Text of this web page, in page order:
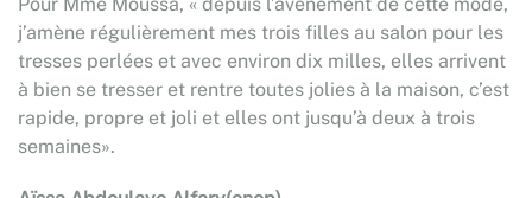
j’amène régulièrement mes trois filles au salon pour les
tresses perlées et avec environ dix milles, elles arrivent
à bien se tresser et rentre toutes jolies à la maison, c’est
rapide, propre et joli et elles ont jusqu’à deux à trois
semaines».